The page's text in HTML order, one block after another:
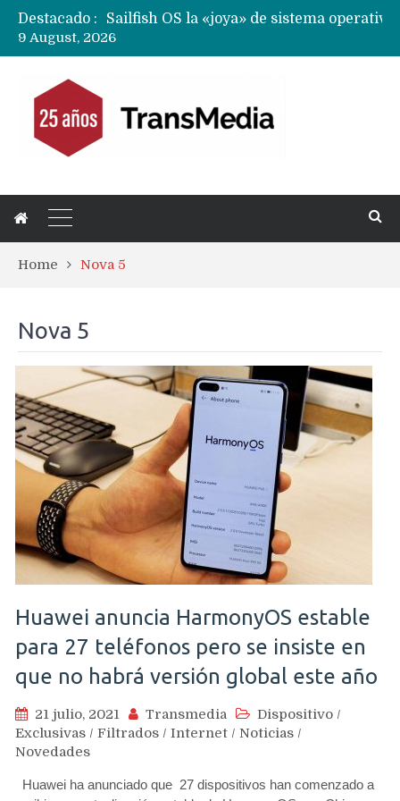
Destacado :
9 August, 2026
Home Nova 5
Nova 5
Huawei anuncia HarmonyOS estable
para 27 teléfonos pero se insiste en
que no habrá versión global este año
21 julio, 2021 Transmedia Dispositivo /
Exclusivas / Filtrados / Internet / Noticias /
Novedades
Huawei ha anunciado que 27 dispositivos han comenzado a